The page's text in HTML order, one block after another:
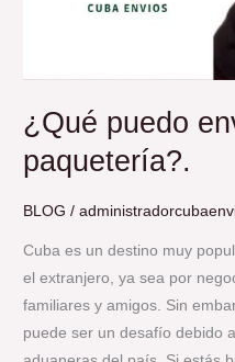
¿Qué puedo
paquetería?.
BLOG /
Cuba es un destino muy
el extranjero, ya sea por
familiares y amigos. Sin
puede ser un desafío debido